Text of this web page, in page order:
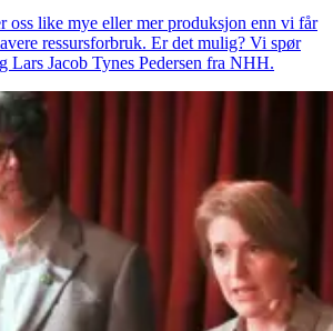
like mye eller mer produksjon enn vi får
ressursforbruk. Er det mulig? Vi spør
Lars Jacob Tynes Pedersen fra NHH.